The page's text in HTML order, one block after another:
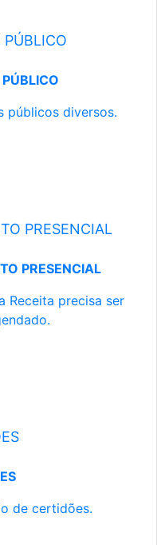
PÚBLICO
públicos diversos.
PRESENCIAL
PRESENCIAL
Receita precisa ser
de certidões.